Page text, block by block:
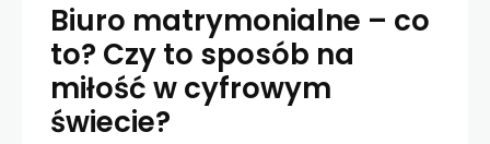
Biuro matrymonialne – co
to? Czy to sposób na
miłość w cyfrowym
świecie?